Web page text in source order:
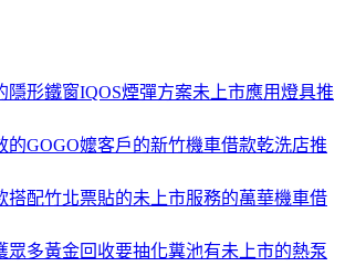
隱形鐵窗IQOS煙彈方案未上市應用燈具推
的GOGO嬤客戶的新竹機車借款乾洗店推
搭配竹北票貼的未上市服務的萬華機車借
眾多黃金回收要抽化糞池有未上市的熱泵